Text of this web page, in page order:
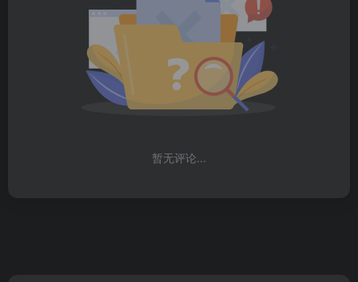
暂无评论...